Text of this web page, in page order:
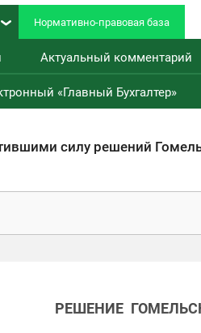
Нормативно-правовая база
Актуальный комментарий
«Главный Бухгалтер»
силу решений
РЕШЕНИЕ